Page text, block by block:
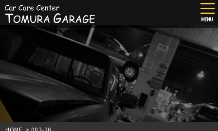
content
MENU
HOME > 002-20